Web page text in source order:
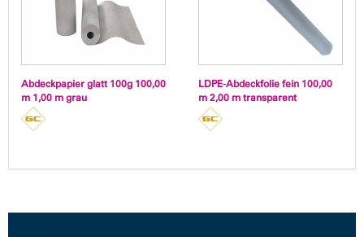
Abdeckpapier glatt 100g 100,00
m 1,00 m grau
LDPE-Abdeckfolie fein 100,00
m 2,00 m transparent